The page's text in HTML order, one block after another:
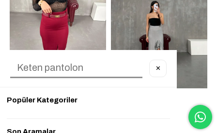
✕
Popüler Kategoriler
Son Aramalar